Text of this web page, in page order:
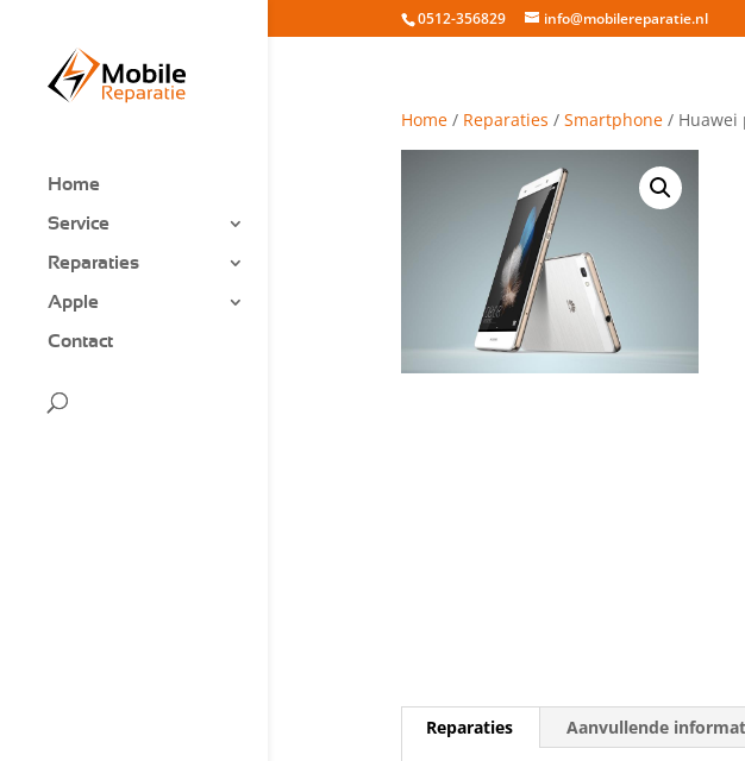
0512-356829 info@mobilereparatie.nl
Home
Service
Reparaties
Apple
Contact
Home/ Reparaties / Smartphone/ Huawei
Reparaties Aanvullende